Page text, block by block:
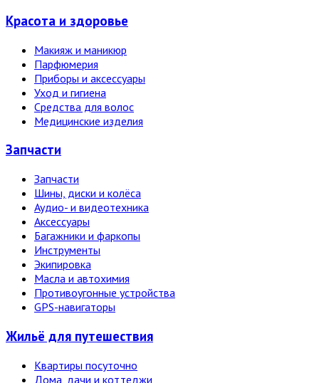
Красота и здоровье
Макияж и маникюр
Парфюмерия
Приборы и аксессуары
Уход и гигиена
Средства для волос
Медицинские изделия
Запчасти
Запчасти
Шины, диски и колёса
Аудио- и видеотехника
Аксессуары
Багажники и фаркопы
Инструменты
Экипировка
Масла и автохимия
Противоугонные устройства
GPS-навигаторы
Жильё для путешествия
Квартиры посуточно
Дома, дачи и коттеджи